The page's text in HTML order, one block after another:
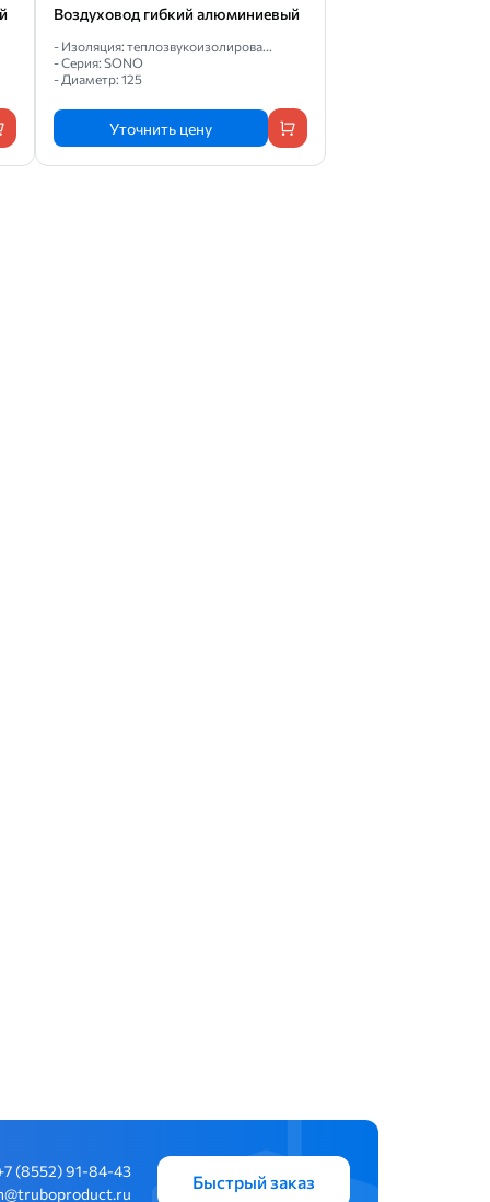
Воздуховод гибкий алюминиевый
- Изоляция: теплозвукоизолирова...
- Серия: SONO
- Диаметр: 125
Уточнить цену
(8552) 91-84-43
Быстрый заказ